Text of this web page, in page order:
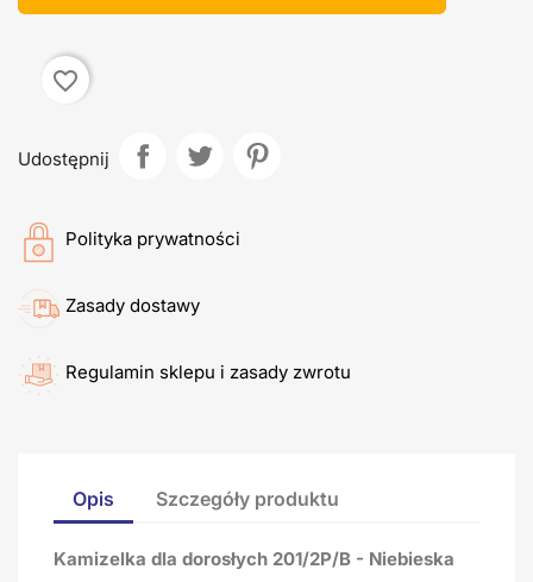
favorite_border
Udostępnij
Polityka prywatności
Zasady dostawy
Regulamin sklepu i zasady zwrotu
Opis Szczegóły produktu
Kamizelka dla dorosłych 201/2P/B - Niebieska